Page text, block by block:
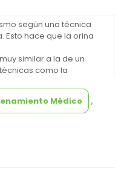
según una técnica
hace que la orina
similar a la de un
como la
de la uretra y la
principal se puede
para que se pueda
catéter y la relación
Médico
,